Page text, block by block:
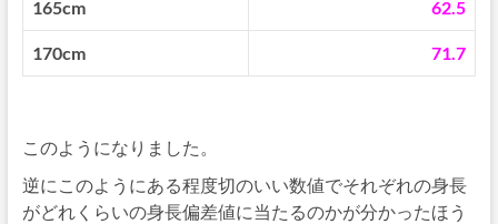
165cm 62.5
170cm 71.7
このようになりました。
逆にこのようにある程度切のいい数値でそれぞれの身長
がどれくらいの身長偏差値に当たるのかが分かったほう